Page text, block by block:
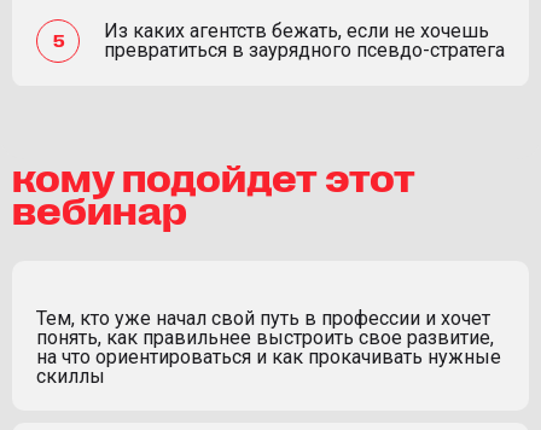
Из каких агентств бежать, если не хочешь
превратиться в заурядного псевдо-стратега
кому подойдет этот
вебинар
Тем, кто уже начал свой путь в профессии и хочет
понять, как правильнее выстроить свое развитие,
на что ориентироваться и как прокачивать нужные
скиллы